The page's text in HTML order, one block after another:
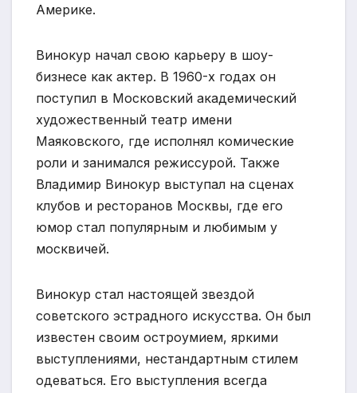
Америке.
Винокур начал свою карьеру в шоу-
бизнесе как актер. В 1960-х годах он
поступил в Московский академический
художественный театр имени
Маяковского, где исполнял комические
роли и занимался режиссурой. Также
Владимир Винокур выступал на сценах
клубов и ресторанов Москвы, где его
юмор стал популярным и любимым у
москвичей.
Винокур стал настоящей звездой
советского эстрадного искусства. Он был
известен своим остроумием, яркими
выступлениями, нестандартным стилем
одеваться. Его выступления всегда